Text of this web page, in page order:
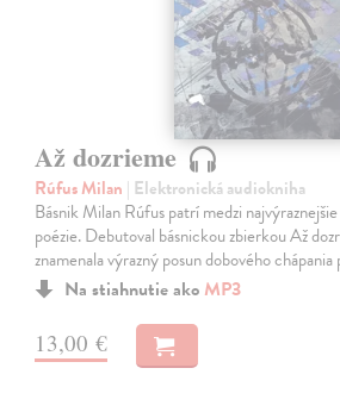
Až dozrieme
Rúfus Milan | Elektronická audiokniha
Básnik Milan Rúfus patrí medzi
poézie. Debutoval básnickou zbierkou Až
znamenala výrazný posun dobového chápania
Na stiahnutie ako MP3
13,00 €